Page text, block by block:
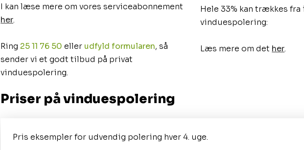
I kan læse mere om vores serviceabonnement
her.
Ring 25 11 76 50 eller udfyld formularen, så
sender vi et godt tilbud på privat
vinduespolering.
Hele 33% kan trækkes fra
vinduespolering:
Læs mere om det her.
​Priser på vinduespolering
​Pris eksempler for udvendig polering hver 4. uge.